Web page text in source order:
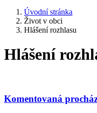
Úvodní stránka
Život v obci
Hlášení rozhlasu
Hlášení
Komentovaná